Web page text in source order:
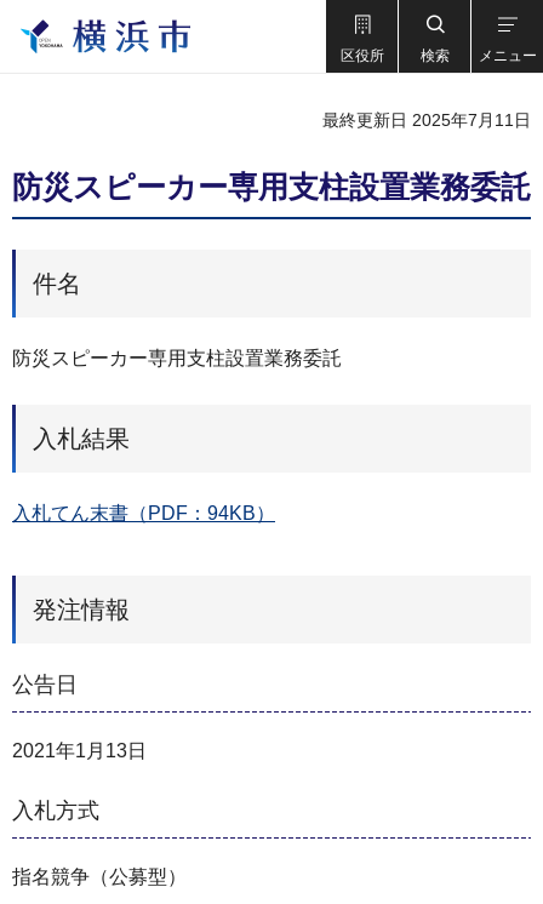
区役所 検索 メニュー
最終更新日 2025年7月11日
防災スピーカー専用支柱設置業務委託
件名
防災スピーカー専用支柱設置業務委託
入札結果
入札てん末書（PDF：94KB）
発注情報
公告日
2021年1月13日
入札方式
指名競争（公募型）